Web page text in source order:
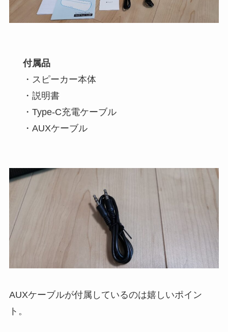
付属品
・スピーカー本体
・説明書
・Type-C充電ケーブル
・AUXケーブル
AUXケーブルが付属しているのは嬉しいポイン
ト。